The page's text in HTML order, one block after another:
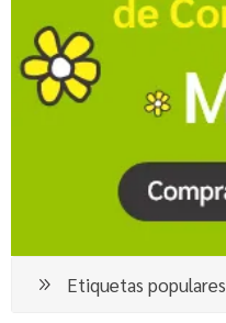
Etiquetas populares